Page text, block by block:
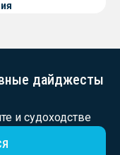
дайджесты
и судоходстве